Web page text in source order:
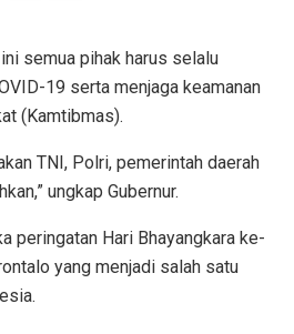
semua pihak harus selalu
19 serta menjaga keamanan
(Kamtibmas).
TNI, Polri, pemerintah daerah
ungkap Gubernur.
peringatan Hari Bhayangkara ke-
yang menjadi salah satu